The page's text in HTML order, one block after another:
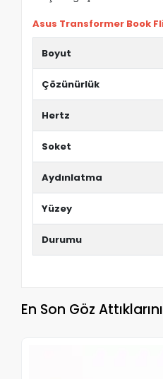
Asus Transformer Book
Boyut
Çözünürlük
Hertz
Soket
Aydınlatma
Yüzey
Durumu
En Son Göz